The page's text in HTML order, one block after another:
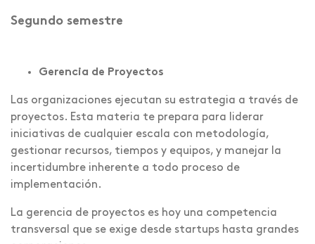
Segundo semestre
Gerencia de Proyectos
Las organizaciones ejecutan su estrategia a través de
proyectos. Esta materia te prepara para liderar
iniciativas de cualquier escala con metodología,
gestionar recursos, tiempos y equipos, y manejar la
incertidumbre inherente a todo proceso de
implementación.
La gerencia de proyectos es hoy una competencia
transversal que se exige desde startups hasta grandes